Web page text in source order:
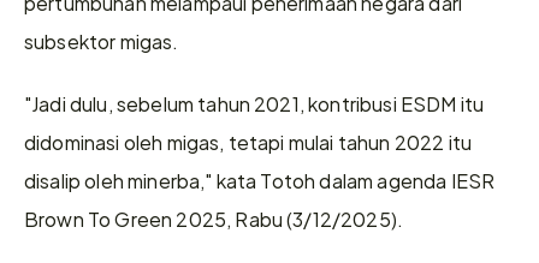
subsektor migas.
"Jadi dulu, sebelum tahun 2021, kontribusi ESDM itu
didominasi oleh migas, tetapi mulai tahun 2022 itu
disalip oleh minerba," kata Totoh dalam agenda IESR
Brown To Green 2025, Rabu (3/12/2025).